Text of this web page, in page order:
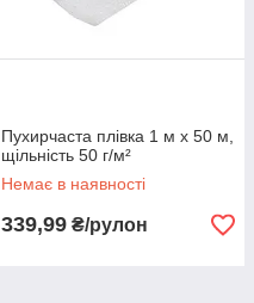
Пухирчаста плівка 1 м x 50 м,
щільність 50 г/м²
Немає в наявності
339,99 ₴/рулон